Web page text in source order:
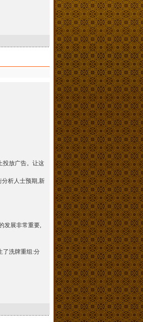
投放广告。让这
析人士预期,新
发展非常重要,
了洗牌重组:分